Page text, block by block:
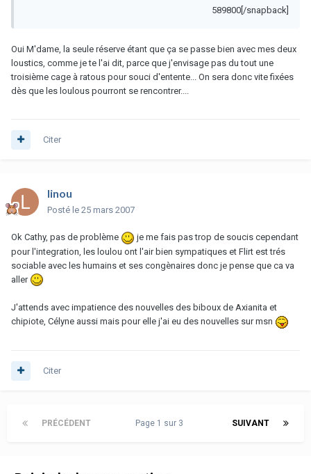
589800[/snapback]
Oui M'dame, la seule réserve étant que ça se passe bien avec mes deux
loustics, comme je te l'ai dit, parce que j'envisage pas du tout une
troisième cage à ratous pour souci d'entente... On sera donc vite fixées
dès que les loulous pourront se rencontrer....
Citer
linou
Posté le 25 mars 2007
Ok Cathy, pas de problème
je me fais pas trop de soucis cependant
pour l'integration, les loulou ont l'air bien sympatiques et Flirt est trés
sociable avec les humains et ses congènaires donc je pense que ca va
aller
J'attends avec impatience des nouvelles des biboux de Axianita et
chipiote, Célyne aussi mais pour elle j'ai eu des nouvelles sur msn
Citer
PRÉCÉDENT SUIVANT
Page 1 sur 3